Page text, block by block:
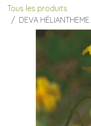
Tous les produits
DEVA